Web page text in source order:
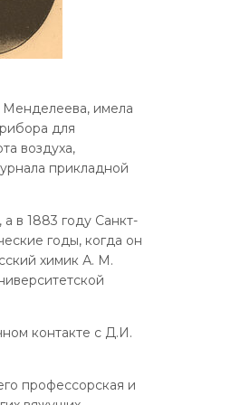
Менделеева, имела
для
воздуха,
прикладной
в 1883 году Санкт-
годы, когда он
химик А. М.
контакте с Д.И.
профессорская и